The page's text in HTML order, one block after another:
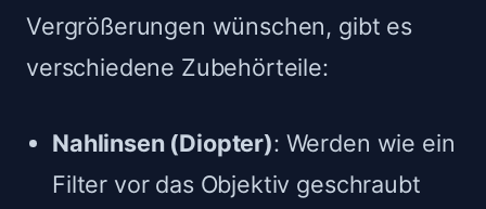
Vergrößerungen wünschen, gibt es
verschiedene Zubehörteile:
Nahlinsen (Diopter): Werden wie ein
Filter vor das Objektiv geschraubt